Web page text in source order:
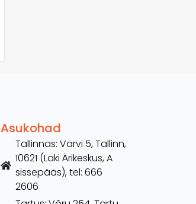
Asukohad
Tallinnas: Värvi 5, Tallinn,
10621 (Laki Ärikeskus, A
sissepääs), tel: 666
2606